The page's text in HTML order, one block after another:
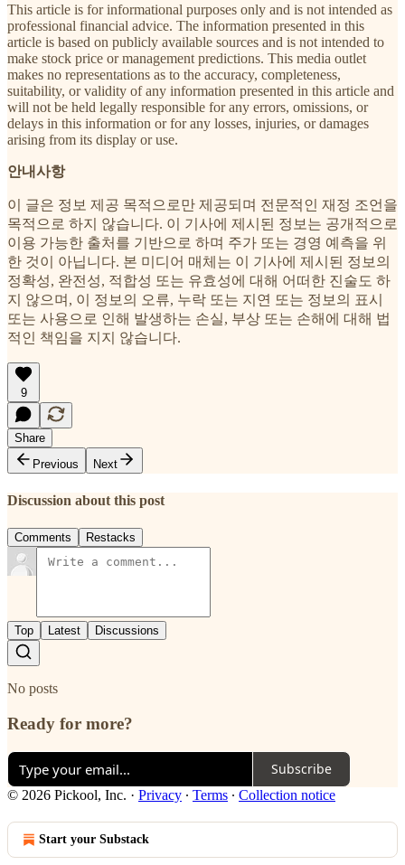
This article is for informational purposes only and is not intended as
professional financial advice. The information presented in this
article is based on publicly available sources and is not intended to
make stock price or management predictions. This media outlet
makes no representations as to the accuracy, completeness,
suitability, or validity of any information presented in this article and
will not be held legally responsible for any errors, omissions, or
delays in this information or for any losses, injuries, or damages
arising from its display or use.
안내사항
이 글은 정보 제공 목적으로만 제공되며 전문적인 재정 조언을
목적으로 하지 않습니다. 이 기사에 제시된 정보는 공개적으로
이용 가능한 출처를 기반으로 하며 주가 또는 경영 예측을 위
한 것이 아닙니다. 본 미디어 매체는 이 기사에 제시된 정보의
정확성, 완전성, 적합성 또는 유효성에 대해 어떠한 진술도 하
지 않으며, 이 정보의 오류, 누락 또는 지연 또는 정보의 표시
또는 사용으로 인해 발생하는 손실, 부상 또는 손해에 대해 법
적인 책임을 지지 않습니다.
9
Share
Previous
Next
Discussion about this post
Comments Restacks
Top Latest Discussions
No posts
Ready for more?
Subscribe
© 2026 Pickool, Inc. · Privacy ∙ Terms ∙ Collection notice
Start your Substack